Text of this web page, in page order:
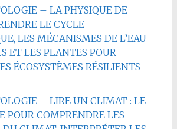
– LA PHYSIQUE DE
LE CYCLE
LES MÉCANISMES DE L’EAU
ET LES PLANTES POUR
ÉCOSYSTÈMES RÉSILIENTS
– LIRE UN CLIMAT : LE
POUR COMPRENDRE LES